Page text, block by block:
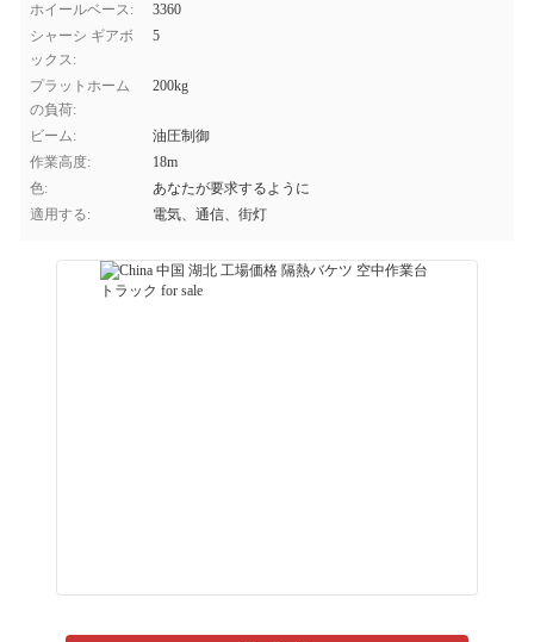
ホイールベース:
3360
シャーシ ギアボ
ックス:
5
プラットホーム
の負荷:
200kg
ビーム:
油圧制御
作業高度:
18m
色:
あなたが要求するように
適用する:
電気、通信、街灯